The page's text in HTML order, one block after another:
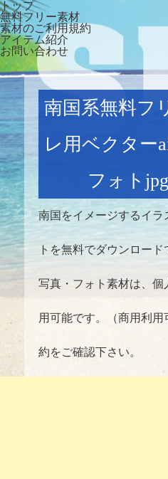
トップ
無料フリー素材
素材のご利用規約
アイテム紹介
お問い合わせ
南国系無料フ
レ用ベクター
フォト
南国をイメージするイラ
トを無料でダウンロード
写真・フォト素材は、個
用可能です。（商用利用
約をご確認下さい。